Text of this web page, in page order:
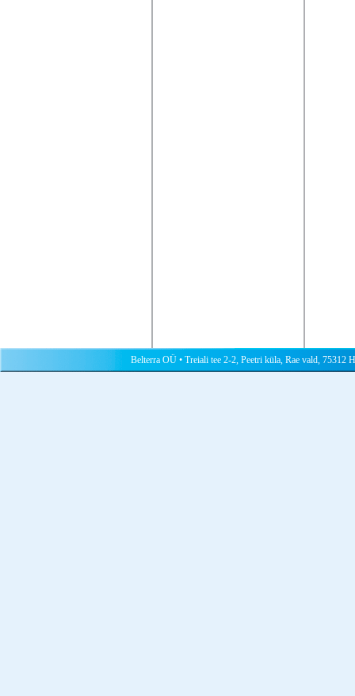
Belterra OÜ • Treiali tee 2-2, Peetri küla, Rae vald, 75312